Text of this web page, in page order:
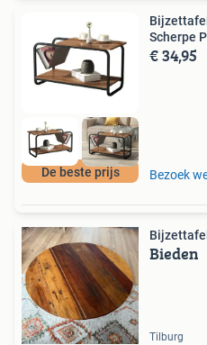
De beste prijs
Scherpe
€ 34,95
Bezoek
Bieden
Tilburg